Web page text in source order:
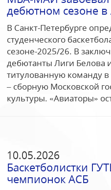
дебютном сезоне в
В Санкт-Петербурге
студенческого
сезоне-2025/26. В
дебютанты Лиги
титулованную команду в
– сборную Московской
культуры. «Авиаторы»
10.05.2026
Баскетболистки
чемпионок АСБ